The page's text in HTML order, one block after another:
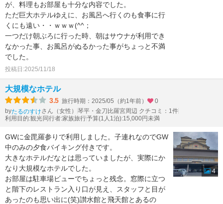
が、料理もお部屋も十分な内容でした。
ただ巨大ホテルゆえに、お風呂へ行くのも食事に行
くにも遠い・・ｗｗｗ(^^；
一つだけ朝ぶろに行った時、朝はサウナが利用でき
なかった事、お風呂がぬるかった事がちょっと不満
でした。
投稿日:2025/11/18
大規模なホテル
3.5 旅行時期：2025/05（約1年前）
0
byたるのすけさん（女性） 琴平・金刀比羅宮周辺 クチコミ：1件
利用目的:観光同行者:家族旅行予算(1人1泊):15,000円未満
GWに金毘羅参りで利用しました。子連れなのでGW
中のみの夕食バイキング付きです。
大きなホテルだなとは思っていましたが、実際にか
なり大規模なホテルでした。
お部屋は駐車場ビューでちょっと残念。窓際に立つ
と階下のレストラン入り口が見え、スタッフと目が
あったのも思い出に(笑)讃水館と飛天館とあるの
4